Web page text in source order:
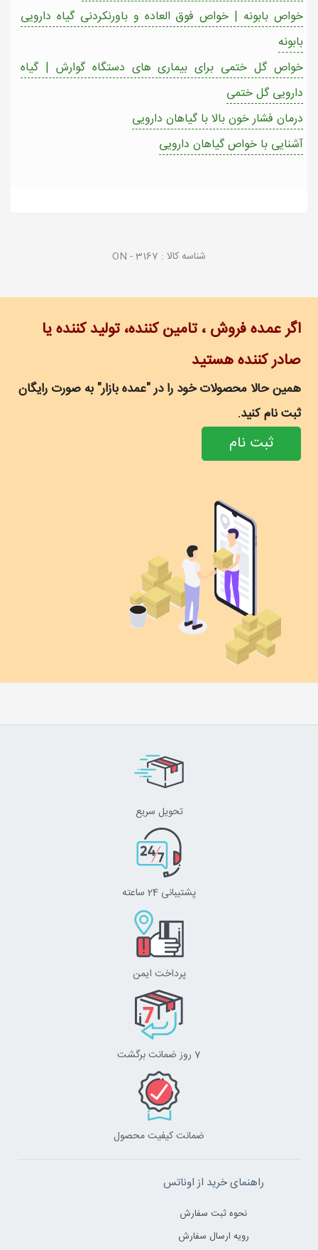
خواص بابونه | خواص فوق العاده و باورنکردنی گیاه دارویی
بابونه
خواص گل ختمی برای بیماری های دستگاه گوارش | گیاه
دارویی گل ختمی
درمان فشار خون بالا با گیاهان دارویی
آشنایی با خواص گیاهان دارویی
شناسه کالا : ON - 3167
اگر عمده فروش ، تامین کننده، تولید کننده یا
صادر کننده هستید
همین حالا محصولات خود را در "عمده بازار" به صورت رایگان
ثبت نام کنید.
ثبت نام
تحویل سریع
پشتیبانی 24 ساعته
پرداخت ایمن
7 روز ضمانت برگشت
ضمانت کیفیت محصول
راهنمای خرید از اوناتس
نحوه ثبت سفارش
رویه ارسال سفارش